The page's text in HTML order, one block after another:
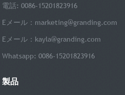
電話: 0086-15201823916
Eメール： marketing@granding.com
Eメール： kayla@granding.com
Whatsapp: 0086-15201823916
製品